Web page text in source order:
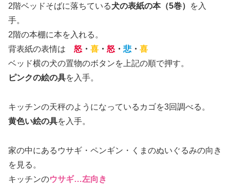
2階ベッドそばに落ちている犬の表紙の本（5巻）
を入
手。
2階の本棚に本を入れる。
背表紙の表情は 怒 ・ 喜 ・ 怒 ・ 悲 ・ 喜
ベッド横の犬の置物のボタンを上記の順で押す。
ピンクの絵の具を入手。
キッチンの天秤のようになっているカゴを3回調べる。
黄色い絵の具を入手。
家の中にあるウサギ・ペンギン・くまのぬいぐるみの向き
を見る。
キッチンのウサギ…左向き